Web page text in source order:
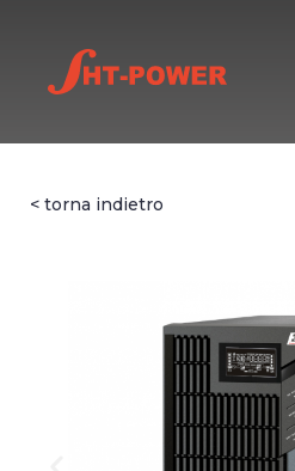
< torna indietro